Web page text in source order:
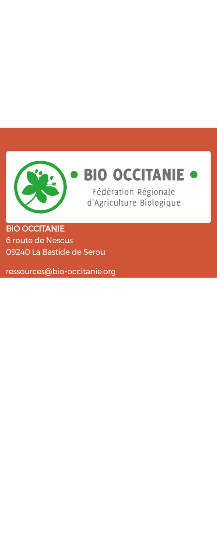
BIO OCCITANIE
6 route de Nescus
09240 La Bastide de Serou
ressources@bio-occitanie.org